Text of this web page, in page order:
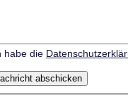
habe die